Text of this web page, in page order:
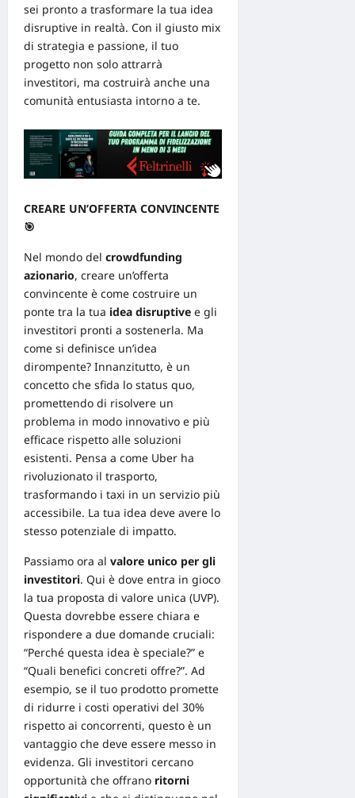
sei pronto a trasformare la tua idea
disruptive in realtà. Con il giusto mix
di strategia e passione, il tuo
progetto non solo attrarrà
investitori, ma costruirà anche una
comunità entusiasta intorno a te.
CREARE UN’OFFERTA CONVINCENTE
🎯
Nel mondo del crowdfunding
azionario, creare un’offerta
convincente è come costruire un
ponte tra la tua idea disruptive e gli
investitori pronti a sostenerla. Ma
come si definisce un’idea
dirompente? Innanzitutto, è un
concetto che sfida lo status quo,
promettendo di risolvere un
problema in modo innovativo e più
efficace rispetto alle soluzioni
esistenti. Pensa a come Uber ha
rivoluzionato il trasporto,
trasformando i taxi in un servizio più
accessibile. La tua idea deve avere lo
stesso potenziale di impatto.
Passiamo ora al valore unico per gli
investitori. Qui è dove entra in gioco
la tua proposta di valore unica (UVP).
Questa dovrebbe essere chiara e
rispondere a due domande cruciali:
“Perché questa idea è speciale?” e
“Quali benefici concreti offre?”. Ad
esempio, se il tuo prodotto promette
di ridurre i costi operativi del 30%
rispetto ai concorrenti, questo è un
vantaggio che deve essere messo in
evidenza. Gli investitori cercano
opportunità che offrano ritorni